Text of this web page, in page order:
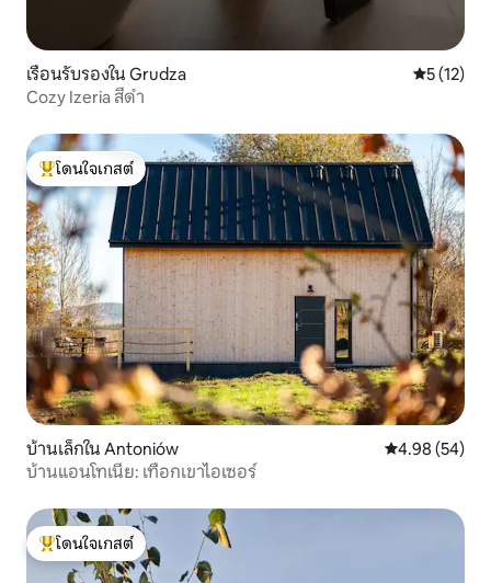
เรือนรับรองใน Grudza คะแนนเฉลี่
5 (12)
Cozy Izeria สีดำ
โดนใจเกสต์ที่สุด
โดนใจเกสต์
บ้านเล็กใน Antoniów คะแนนเฉลี่ย
4.98 (54)
บ้านแอนโทเนีย: เทือกเขาไอเซอร์
โดนใจเกสต์ที่สุด
โดนใจเกสต์